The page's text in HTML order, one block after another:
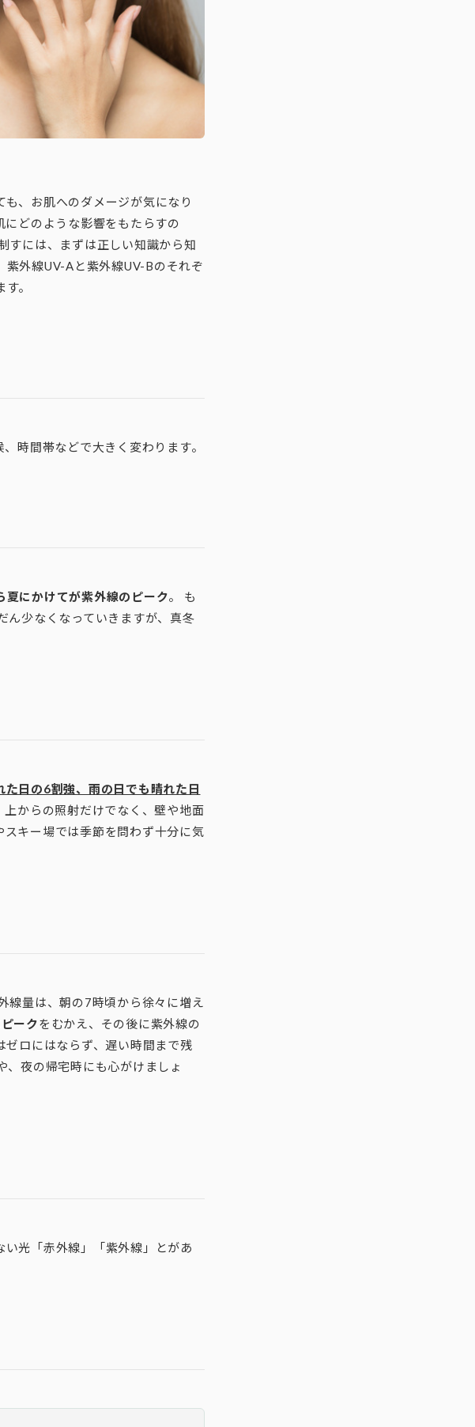
、お肌へのダメージが気になり
どのような影響をもたらすの
すには、まずは正しい知識から知
外線UV-Aと紫外線UV-Bのそれぞ
。
時間帯などで大きく変わります。
夏にかけてが紫外線のピーク。 も
ん少なくなっていきますが、真冬
た日の6割強、雨の日でも晴れた日
上からの照射だけでなく、壁や地面
キー場では季節を問わず十分に気
線量は、朝の7時頃から徐々に増え
ークをむかえ、その後に紫外線の
ゼロにはならず、遅い時間まで残
、夜の帰宅時にも心がけましょ
光「赤外線」「紫外線」とがあ